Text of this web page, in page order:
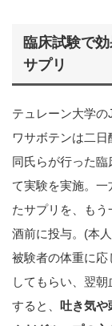
臨床試験で
サプリ
テュレーン大学
ワサボテンは二日
同氏らが行った
て実験を実施。一
たサプリを、も
酒前に投与。(本
被験者の体重に応
してもらい、翌朝
すると、 吐き気や